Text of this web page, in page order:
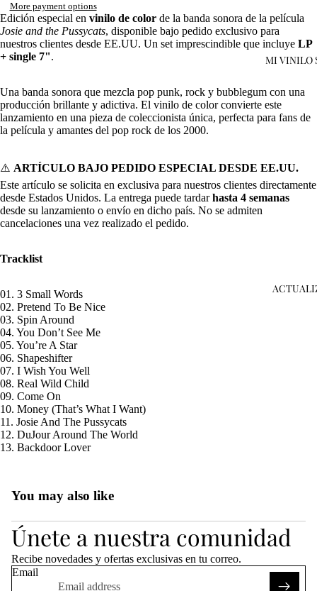
MI VINILO
Open
image
in
full
More payment options
Edición especial en vinilo de color de la banda sonora de la película
Josie and the Pussycats, disponible bajo pedido exclusivo para
nuestros clientes desde EE.UU. Un set imprescindible que incluye LP
+ single 7".
Una banda sonora que mezcla pop punk, rock y bubblegum con una
producción brillante y adictiva. El vinilo de color convierte este
lanzamiento en una pieza de coleccionista única, perfecta para fans de
la película y amantes del pop rock de los 2000.
⚠️ ARTÍCULO BAJO PEDIDO ESPECIAL DESDE EE.UU.
Este artículo se solicita en exclusiva para nuestros clientes directamente
desde Estados Unidos. La entrega puede tardarhasta 4 semanas
desde su lanzamiento o envío en dicho país. No se admiten
cancelaciones una vez realizado el pedido.
Tracklist
01. 3 Small Words
02. Pretend To Be Nice
03. Spin Around
04. You Don’t See Me
05. You’re A Star
06. Shapeshifter
07. I Wish You Well
08. Real Wild Child
09. Come On
10. Money (That’s What I Want)
11. Josie And The Pussycats
12. DuJour Around The World
13. Backdoor Lover
You may also like
Únete a nuestra comunidad
Recibe novedades y ofertas exclusivas en tu correo.
Email